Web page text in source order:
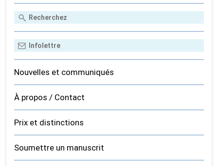
Nouvelles et communiqués
À propos / Contact
Prix et distinctions
Soumettre un manuscrit